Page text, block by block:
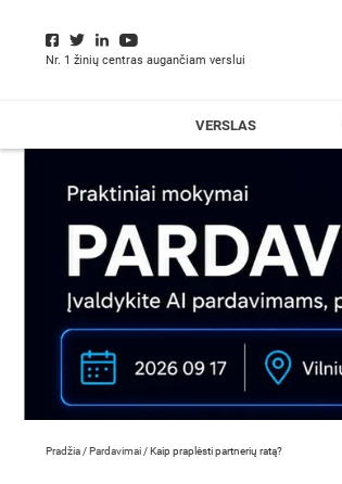
Nr. 1 žinių centras augančiam verslui
VERSLAS
Pradžia /Pardavimai /Kaip praplėsti partnerių ratą?